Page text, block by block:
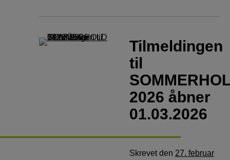
Tilmeldingen
til
2026 åbner
01.03.2026
Skrevetden 27. februar